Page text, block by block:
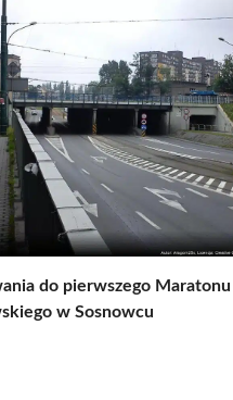
do pierwszego Maratonu
w Sosnowcu